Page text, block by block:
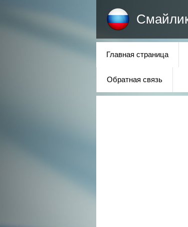
Главная страница
Обратная связь